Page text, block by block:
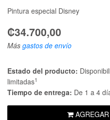
Pintura especial Disney
₡34.700,00
Más gastos de envío
Estado del producto:
limitadas1
Tiempo de entrega: De 1 a 4